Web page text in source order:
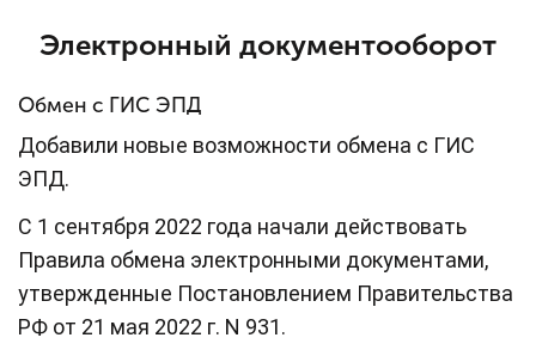
Электронный документооборот
Обмен с ГИС ЭПД
Добавили новые возможности обмена с ГИС
ЭПД.
С 1 сентября 2022 года начали действовать
Правила обмена электронными документами,
утвержденные Постановлением Правительства
РФ от 21 мая 2022 г. N 931.